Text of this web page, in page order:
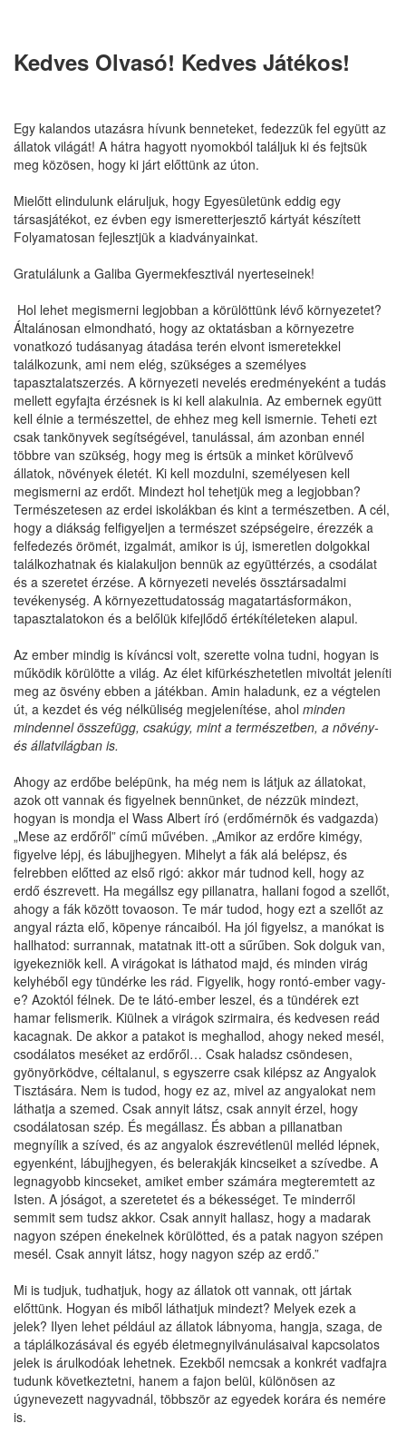
Kedves Olvasó! Kedves Játékos!
Egy kalandos utazásra hívunk benneteket, fedezzük fel együtt az
állatok világát! A hátra hagyott nyomokból találjuk ki és fejtsük
meg közösen, hogy ki járt előttünk az úton.
Mielőtt elindulunk eláruljuk, hogy Egyesületünk eddig egy
társasjátékot, ez évben egy ismeretterjesztő kártyát készített
Folyamatosan fejlesztjük a kiadványainkat.
Gratulálunk a Galiba Gyermekfesztivál nyerteseinek!
Hol lehet megismerni legjobban a körülöttünk lévő környezetet?
Általánosan elmondható, hogy az oktatásban a környezetre
vonatkozó tudásanyag átadása terén elvont ismeretekkel
találkozunk, ami nem elég, szükséges a személyes
tapasztalatszerzés. A környezeti nevelés eredményeként a tudás
mellett egyfajta érzésnek is ki kell alakulnia. Az embernek együtt
kell élnie a természettel, de ehhez meg kell ismernie. Teheti ezt
csak tankönyvek segítségével, tanulással, ám azonban ennél
többre van szükség, hogy meg is értsük a minket körülvevő
állatok, növények életét. Ki kell mozdulni, személyesen kell
megismerni az erdőt. Mindezt hol tehetjük meg a legjobban?
Természetesen az erdei iskolákban és kint a természetben. A cél,
hogy a diákság felfigyeljen a természet szépségeire, érezzék a
felfedezés örömét, izgalmát, amikor is új, ismeretlen dolgokkal
találkozhatnak és kialakuljon bennük az együttérzés, a csodálat
és a szeretet érzése. A környezeti nevelés össztársadalmi
tevékenység. A környezettudatosság magatartásformákon,
tapasztalatokon és a belőlük kifejlődő értékítéleteken alapul.
Az ember mindig is kíváncsi volt, szerette volna tudni, hogyan is
működik körülötte a világ. Az élet kifürkészhetetlen mivoltát jeleníti
meg az ösvény ebben a játékban. Amin haladunk, ez a végtelen
út, a kezdet és vég nélküliség megjelenítése, ahol minden
mindennel összefügg, csakúgy, mint a természetben, a növény-
és állatvilágban is.
Ahogy az erdőbe belépünk, ha még nem is látjuk az állatokat,
azok ott vannak és figyelnek bennünket, de nézzük mindezt,
hogyan is mondja el Wass Albert író (erdőmérnök és vadgazda)
„Mese az erdőről” című művében. „Amikor az erdőre kimégy,
figyelve lépj, és lábujjhegyen. Mihelyt a fák alá belépsz, és
felrebben előtted az első rigó: akkor már tudnod kell, hogy az
erdő észrevett. Ha megállsz egy pillanatra, hallani fogod a szellőt,
ahogy a fák között tovaoson. Te már tudod, hogy ezt a szellőt az
angyal rázta elő, köpenye ráncaiból. Ha jól figyelsz, a manókat is
hallhatod: surrannak, matatnak itt-ott a sűrűben. Sok dolguk van,
igyekezniök kell. A virágokat is láthatod majd, és minden virág
kelyhéből egy tündérke les rád. Figyelik, hogy rontó-ember vagy-
e? Azoktól félnek. De te látó-ember leszel, és a tündérek ezt
hamar felismerik. Kiülnek a virágok szirmaira, és kedvesen reád
kacagnak. De akkor a patakot is meghallod, ahogy neked mesél,
csodálatos meséket az erdőről… Csak haladsz csöndesen,
gyönyörködve, céltalanul, s egyszerre csak kilépsz az Angyalok
Tisztására. Nem is tudod, hogy ez az, mivel az angyalokat nem
láthatja a szemed. Csak annyit látsz, csak annyit érzel, hogy
csodálatosan szép. És megállasz. És abban a pillanatban
megnyílik a szíved, és az angyalok észrevétlenül melléd lépnek,
egyenként, lábujjhegyen, és belerakják kincseiket a szívedbe. A
legnagyobb kincseket, amiket ember számára megteremtett az
Isten. A jóságot, a szeretetet és a békességet. Te minderről
semmit sem tudsz akkor. Csak annyit hallasz, hogy a madarak
nagyon szépen énekelnek körülötted, és a patak nagyon szépen
mesél. Csak annyit látsz, hogy nagyon szép az erdő.”
Mi is tudjuk, tudhatjuk, hogy az állatok ott vannak, ott jártak
előttünk. Hogyan és miből láthatjuk mindezt? Melyek ezek a
jelek? Ilyen lehet például az állatok lábnyoma, hangja, szaga, de
a táplálkozásával és egyéb életmegnyilvánulásaival kapcsolatos
jelek is árulkodóak lehetnek. Ezekből nemcsak a konkrét vadfajra
tudunk következtetni, hanem a fajon belül, különösen az
úgynevezett nagyvadnál, többször az egyedek korára és nemére
is.